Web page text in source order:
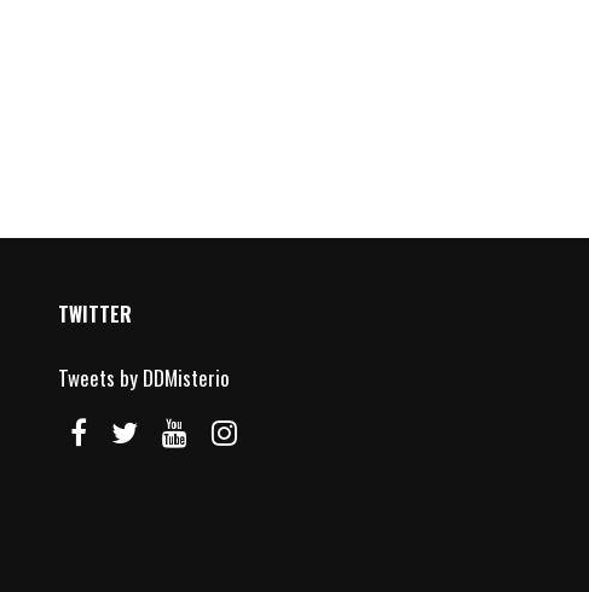
TWITTER
Tweets by DDMisterio